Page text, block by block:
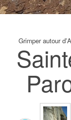
Grimper autour